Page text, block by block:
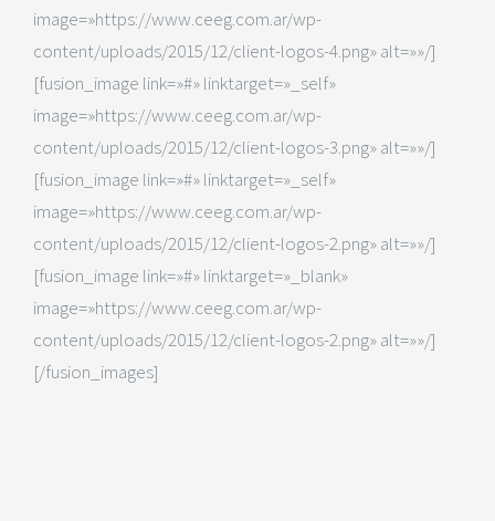
image=»https://www.ceeg.com.ar/wp-
content/uploads/2015/12/client-logos-4.png» alt=»»/]
[fusion_image link=»#» linktarget=»_self»
image=»https://www.ceeg.com.ar/wp-
content/uploads/2015/12/client-logos-3.png» alt=»»/]
[fusion_image link=»#» linktarget=»_self»
image=»https://www.ceeg.com.ar/wp-
content/uploads/2015/12/client-logos-2.png» alt=»»/]
[fusion_image link=»#» linktarget=»_blank»
image=»https://www.ceeg.com.ar/wp-
content/uploads/2015/12/client-logos-2.png» alt=»»/]
[/fusion_images]